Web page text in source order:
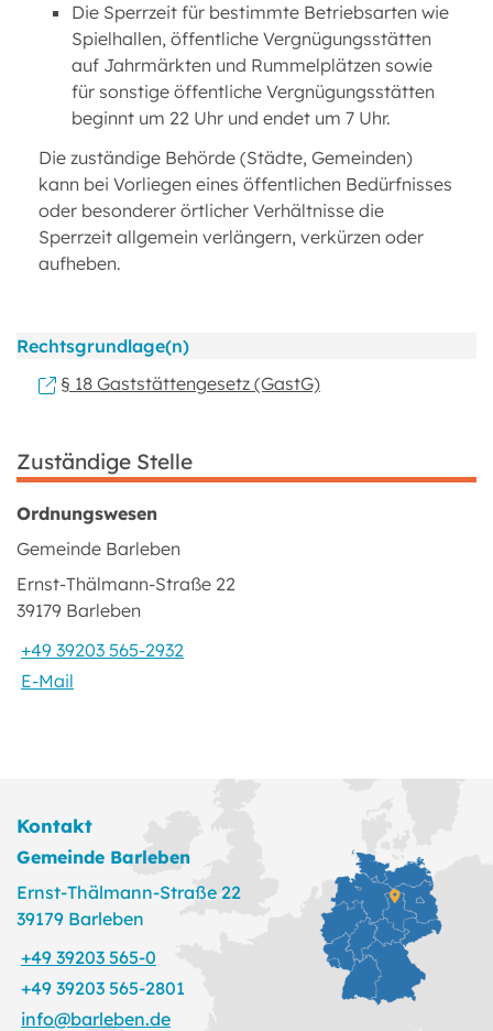
Die Sperrzeit für bestimmte Betriebsarten wie
Spielhallen, öffentliche Vergnügungsstätten
auf Jahrmärkten und Rummelplätzen sowie
für sonstige öffentliche Vergnügungsstätten
beginnt um 22 Uhr und endet um 7 Uhr.
Die zuständige Behörde (Städte, Gemeinden)
kann bei Vorliegen eines öffentlichen Bedürfnisses
oder besonderer örtlicher Verhältnisse die
Sperrzeit allgemein verlängern, verkürzen oder
aufheben.
Rechtsgrundlage(n)
§ 18 Gaststättengesetz (GastG)
Zuständige Stelle
Ordnungswesen
Gemeinde Barleben
Ernst-Thälmann-Straße 22
39179 Barleben
+49 39203 565-2932
E-Mail
Kontakt
Gemeinde Barleben
Ernst-Thälmann-Straße 22
39179 Barleben
+49 39203 565-0
+49 39203 565-2801
info@barleben.de